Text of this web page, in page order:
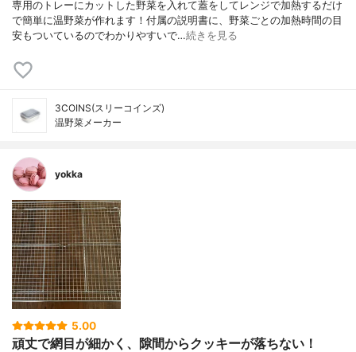
専用のトレーにカットした野菜を入れて蓋をしてレンジで加熱するだけ
で簡単に温野菜が作れます！付属の説明書に、野菜ごとの加熱時間の目
安もついているのでわかりやすいで…続きを見る
3COINS(スリーコインズ)
温野菜メーカー
yokka
5.00
頑丈で網目が細かく、隙間からクッキーが落ちない！